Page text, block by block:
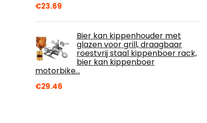
€23.69
Bier kan kippenhouder met
glazen voor grill, draagbaar
roestvrij staal kippenboer rack,
bier kan kippenboer
motorbike…
€29.46